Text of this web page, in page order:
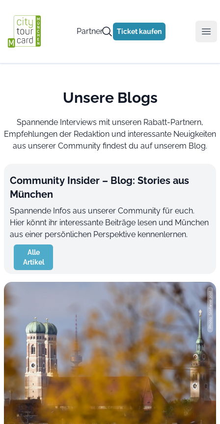
Partner Ticket kaufen
Unsere Blogs
Spannende Interviews mit unseren Rabatt-Partnern,
Empfehlungen der Redaktion und interessante Neuigkeiten
aus unserer Community findest du auf unserem Blog.
Community Insider – Blog: Stories aus
München
Spannende Infos aus unserer Community für euch.
Hier könnt ihr interessante Beiträge lesen und München
aus einer persönlichen Perspektive kennenlernen.
Alle
Artikel
Photo: Stefanie Jost